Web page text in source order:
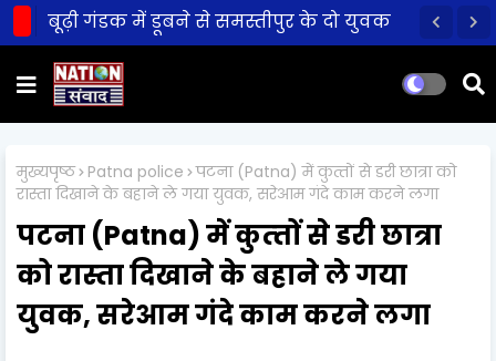
बूढ़ी गंडक में डूबने से समस्तीपुर के दो युवक
मुख्यपृष्ठ Patna police पटना (Patna) में कुत्‍तों से डरी छात्रा को
रास्‍ता दिखाने के बहाने ले गया युवक, सरेआम गंदे काम करने लगा
पटना (Patna) में कुत्‍तों से डरी छात्रा
को रास्‍ता दिखाने के बहाने ले गया
युवक, सरेआम गंदे काम करने लगा